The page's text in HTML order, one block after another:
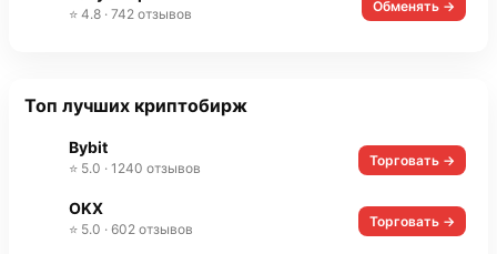
⭐ 4.8 · 742 отзывов Обменять →
Топ лучших криптобирж
Bybit
⭐ 5.0 · 1240 отзывов Торговать →
OKX
⭐ 5.0 · 602 отзывов Торговать →